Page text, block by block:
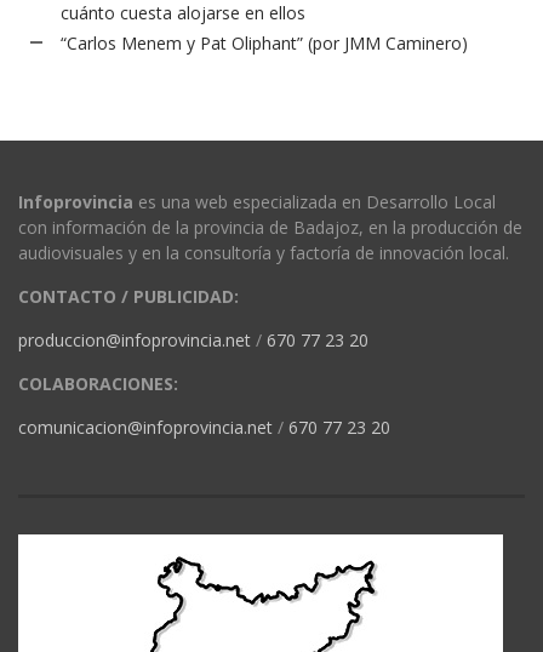
cuánto cuesta alojarse en ellos
“Carlos Menem y Pat Oliphant” (por JMM Caminero)
Infoprovincia es una web especializada en Desarrollo Local
con información de la provincia de Badajoz, en la producción de
audiovisuales y en la consultoría y factoría de innovación local.
CONTACTO / PUBLICIDAD:
produccion@infoprovincia.net / 670 77 23 20
COLABORACIONES:
comunicacion@infoprovincia.net / 670 77 23 20